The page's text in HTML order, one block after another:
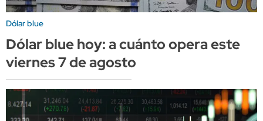
Dólar blue
Dólar blue hoy: a cuánto opera este
viernes 7 de agosto